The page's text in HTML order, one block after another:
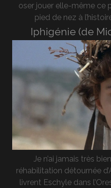
oser jouer elle-même ce
pied de nez à
Iphigénie (de
Je n’ai jamais très
réhabilitation détournée
livrent Eschyle dans